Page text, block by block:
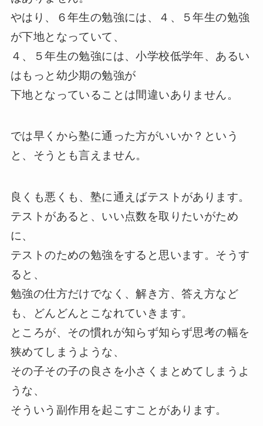
やはり、６年生の勉強には、４、５年生の勉強
が下地となっていて、
４、５年生の勉強には、小学校低学年、あるい
はもっと幼少期の勉強が
下地となっていることは間違いありません。
では早くから塾に通った方がいいか？という
と、そうとも言えません。
良くも悪くも、塾に通えばテストがあります。
テストがあると、いい点数を取りたいがため
に、
テストのための勉強をすると思います。そうす
ると、
勉強の仕方だけでなく、解き方、答え方など
も、どんどんとこなれていきます。
ところが、その慣れが知らず知らず思考の幅を
狭めてしまうような、
その子その子の良さを小さくまとめてしまうよ
うな、
そういう副作用を起こすことがあります。